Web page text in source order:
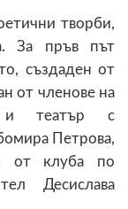
творби,
За пръв път
създаден от
от членове на
и театър с
Петрова,
от клуба по
Десислава